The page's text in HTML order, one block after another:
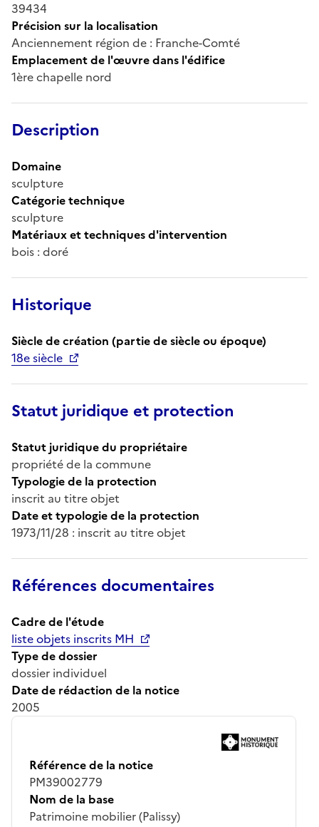
39434
Précision sur la localisation
Anciennement région de : Franche-Comté
Emplacement de l'œuvre dans l'édifice
1ère chapelle nord
Description
Domaine
sculpture
Catégorie technique
sculpture
Matériaux et techniques d'intervention
bois : doré
Historique
Siècle de création (partie de siècle ou époque)
18e siècle
Statut juridique et protection
Statut juridique du propriétaire
propriété de la commune
Typologie de la protection
inscrit au titre objet
Date et typologie de la protection
1973/11/28 : inscrit au titre objet
Références documentaires
Cadre de l'étude
liste objets inscrits MH
Type de dossier
dossier individuel
Date de rédaction de la notice
2005
Référence de la notice
PM39002779
Nom de la base
Patrimoine mobilier (Palissy)